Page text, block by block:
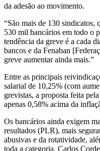
agências
são
fechadas
no
primeiro
dia
da adesão ao movimento.
“São mais de 130 sindicatos,
530 mil bancários em todo o
tendência da greve é a cada
bancos e da Fenaban
greve aumentar ainda mais.”
Entre as principais
salarial de 10,25% (com
grevistas, a proposta feita
apenas 0,58% acima da
Os bancários ainda exigem
resultados (PLR), mais
abusivas e da rotatividade,
toda a categoria. Carlos